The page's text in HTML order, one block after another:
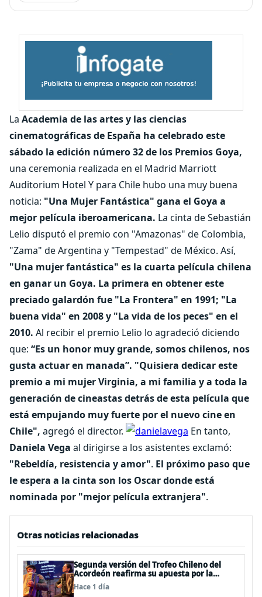
La Academia de las artes y las ciencias
cinematográficas de España ha celebrado este
sábado la edición número 32 de los Premios Goya,
una ceremonia realizada en el Madrid Marriott
Auditorium Hotel Y para Chile hubo una muy buena
noticia: "Una Mujer Fantástica" gana el Goya a
mejor película iberoamericana. La cinta de Sebastián
Lelio disputó el premio con "Amazonas" de Colombia,
"Zama" de Argentina y "Tempestad" de México. Así,
"Una mujer fantástica" es la cuarta película chilena
en ganar un Goya. La primera en obtener este
preciado galardón fue "La Frontera" en 1991; "La
buena vida" en 2008 y "La vida de los peces" en el
2010. Al recibir el premio Lelio lo agradeció diciendo
que: “Es un honor muy grande, somos chilenos, nos
gusta actuar en manada”. "Quisiera dedicar este
premio a mi mujer Virginia, a mi familia y a toda la
generación de cineastas detrás de esta película que
está empujando muy fuerte por el nuevo cine en
Chile", agregó el director.
En tanto,
Daniela Vega al dirigirse a los asistentes exclamó:
"Rebeldía, resistencia y amor". El próximo paso que
le espera a la cinta son los Oscar donde está
nominada por "mejor película extranjera".
Otras noticias relacionadas
Segunda versión del Trofeo Chileno del
Acordeón reafirma su apuesta por la
profesionalización del instrumento en
Chile
Hace 1 día